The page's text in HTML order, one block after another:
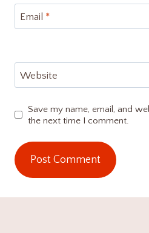
Email *
Website
Save my name, email, and
the next time I comment.